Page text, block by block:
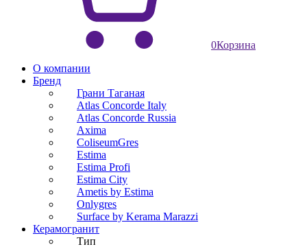
0Корзина
О компании
Бренд
Грани Таганая
Atlas Concorde Italy
Atlas Concorde Russia
Axima
ColiseumGres
Estima
Estima Profi
Estima City
Ametis by Estima
Onlygres
Surface by Kerama Marazzi
Керамогранит
Тип